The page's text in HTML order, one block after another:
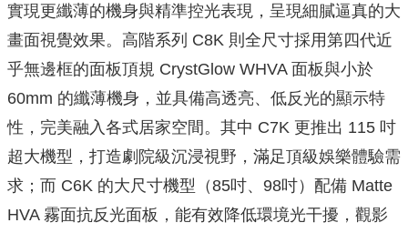
實現更纖薄的機身與精準控光表現，呈現細膩逼真的大
畫面視覺效果。高階系列 C8K 則全尺寸採用第四代近
乎無邊框的面板頂規 CrystGlow WHVA 面板與小於
60mm 的纖薄機身，並具備高透亮、低反光的顯示特
性，完美融入各式居家空間。其中 C7K 更推出 115 吋
超大機型，打造劇院級沉浸視野，滿足頂級娛樂體驗需
求；而 C6K 的大尺寸機型（85吋、98吋）配備 Matte
HVA 霧面抗反光面板，能有效降低環境光干擾，觀影